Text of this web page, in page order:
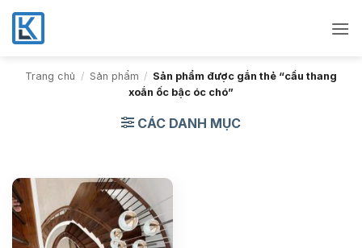
Bỏ
qua
nội
dungTrang chủ / Sản phẩm / Sản phẩm được gắn thẻ “cầu thang
xoắn ốc bậc óc chó”
CÁC DANH MỤC